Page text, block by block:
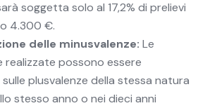
soggetta solo al 17,2% di prelievi
4.300 €.
delle minusvalenze: Le
realizzate possono essere
plusvalenze della stessa natura
stesso anno o nei dieci anni